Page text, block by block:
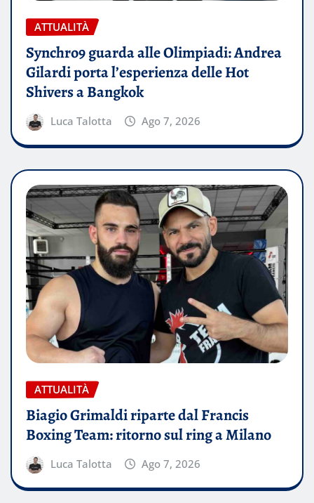
ATTUALITÀ
Synchro9 guarda alle Olimpiadi: Andrea
Gilardi porta l’esperienza delle Hot
Shivers a Bangkok
Luca Talotta Ago 7, 2026
ATTUALITÀ
Biagio Grimaldi riparte dal Francis
Boxing Team: ritorno sul ring a Milano
Luca Talotta Ago 7, 2026